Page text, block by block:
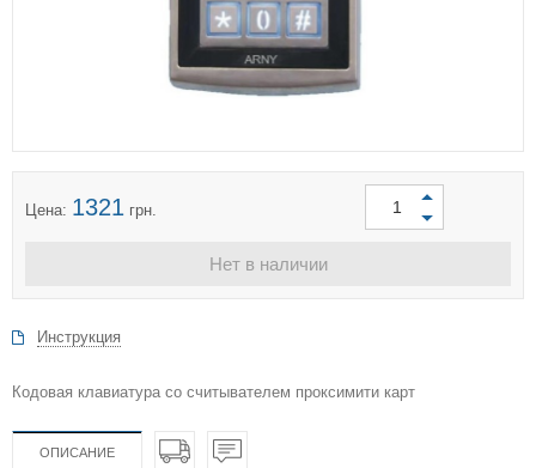
Цена: 1321 грн.
Нет в наличии
Инструкция
Кодовая клавиатура со считывателем проксимити карт
ОПИСАНИЕ